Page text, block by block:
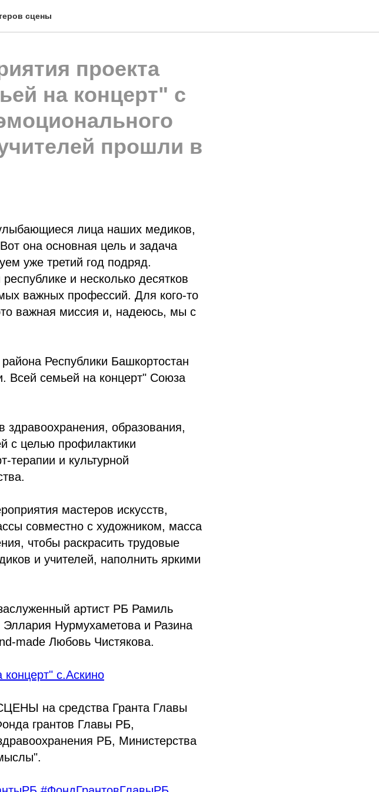
сцены
проекта
на концерт" с
прошли в
лица наших медиков,
она основная цель и задача
уже третий год подряд.
и несколько десятков
важных профессий. Для кого-то
важная миссия и, надеюсь, мы с
Республики Башкортостан
Всей семьей на концерт" Союза
здравоохранения, образования,
с целью профилактики
терапии и культурной
мастеров искусств,
совместно с художником, масса
чтобы раскрасить трудовые
и учителей, наполнить яркими
артист РБ Рамиль
Нурмухаметова и Разина
made Любовь Чистякова.
с.Аскино
на средства Гранта Главы
грантов Главы РБ,
РБ, Министерства